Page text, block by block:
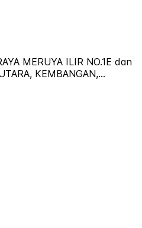
MERUYA ILIR NO.1E dan
KEMBANGAN,